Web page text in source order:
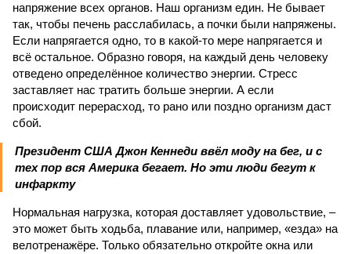
напряжение всех органов. Наш организм един. Не бывает
так, чтобы печень расслабилась, а почки были напряжены.
Если напрягается одно, то в какой-то мере напрягается и
всё остальное. Образно говоря, на каждый день человеку
отведено определённое количество энергии. Стресс
заставляет нас тратить больше энергии. А если
происходит перерасход, то рано или поздно организм даст
сбой.
Президент США Джон Кеннеди ввёл моду на бег, и с
тех пор вся Америка бегает. Но эти люди бегут к
инфаркту
Нормальная нагрузка, которая доставляет удовольствие, –
это может быть ходьба, плавание или, например, «езда» на
велотренажёре. Только обязательно откройте окна или